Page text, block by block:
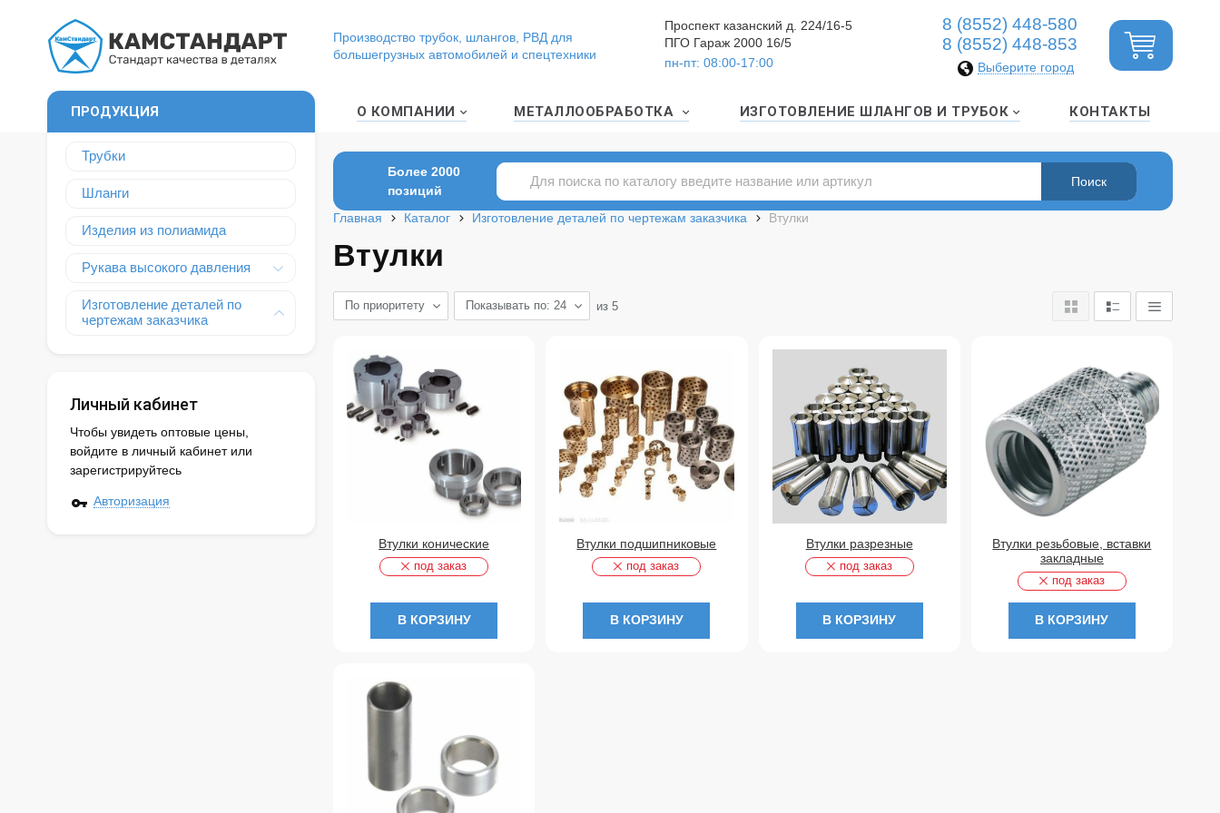
Производство трубок, шлангов, РВД для
большегрузных автомобилей и спецтехники
Проспект казанский д. 224/16-5
ПГО Гараж 2000 16/5
пн-пт: 08:00-17:00
8 (8552) 448-580
8 (8552) 448-853
Выберите город
ПРОДУКЦИЯ
Трубки
Шланги
Изделия из полиамида
Рукава высокого давления
Изготовление деталей по
чертежам заказчика
Личный кабинет
Чтобы увидеть оптовые цены,
войдите в личный кабинет или
зарегистрируйтесь
Авторизация
О КОМПАНИИ МЕТАЛЛООБРАБОТКА ИЗГОТОВЛЕНИЕ ШЛАНГОВ И ТРУБОК КОНТАКТЫ
Более 2000
позиций
Главная
Каталог Изготовление деталей по чертежам заказчика Втулки
Втулки
По приоритету Показывать по: 24 из 5
Втулки конические
под заказ
В КОРЗИНУ
Втулки подшипниковые
под заказ
В КОРЗИНУ
Втулки разрезные
под заказ
В КОРЗИНУ
Втулки резьбовые, вставки
закладные
под заказ
В КОРЗИНУ